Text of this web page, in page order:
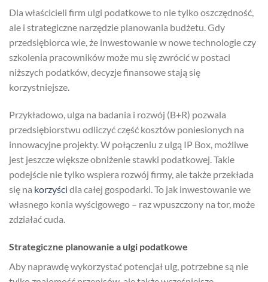
Dla właścicieli firm ulgi podatkowe to nie tylko oszczędność,
ale i strategiczne narzędzie planowania budżetu. Gdy
przedsiębiorca wie, że inwestowanie w nowe technologie czy
szkolenia pracowników może mu się zwrócić w postaci
niższych podatków, decyzje finansowe stają się
korzystniejsze.
Przykładowo, ulga na badania i rozwój (B+R) pozwala
przedsiębiorstwu odliczyć część kosztów poniesionych na
innowacyjne projekty. W połączeniu z ulgą IP Box, możliwe
jest jeszcze większe obniżenie stawki podatkowej. Takie
podejście nie tylko wspiera rozwój firmy, ale także przekłada
się na korzyści dla całej gospodarki. To jak inwestowanie we
własnego konia wyścigowego – raz wpuszczony na tor, może
zdziałać cuda.
Strategiczne planowanie a ulgi podatkowe
Aby naprawdę wykorzystać potencjał ulg, potrzebne są nie